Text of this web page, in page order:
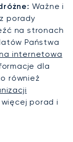
Ważne i
porady
na stronach
Państwa
internetowa
dla
również
porad i